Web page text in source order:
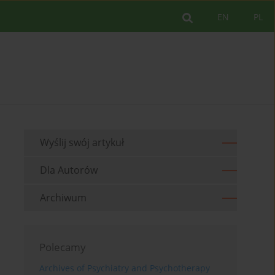
PL
EN
Wyślij swój artykuł
Dla Autorów
Archiwum
Polecamy
Archives of Psychiatry and Psychotherapy